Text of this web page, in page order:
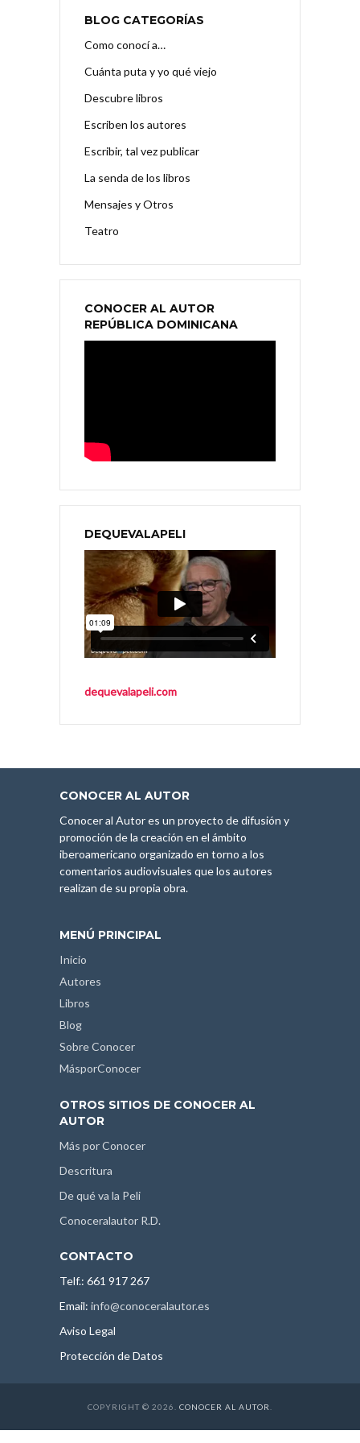
BLOG CATEGORÍAS
Como conocí a…
Cuánta puta y yo qué viejo
Descubre libros
Escriben los autores
Escribir, tal vez publicar
La senda de los libros
Mensajes y Otros
Teatro
CONOCER AL AUTOR
REPÚBLICA DOMINICANA
DEQUEVALAPELI
dequevalapeli.com
CONOCER AL AUTOR
Conocer al Autor es un proyecto de difusión y
promoción de la creación en el ámbito
iberoamericano organizado en torno a los
comentarios audiovisuales que los autores
realizan de su propia obra.
MENÚ PRINCIPAL
Inicio
Autores
Libros
Blog
Sobre Conocer
MásporConocer
OTROS SITIOS DE CONOCER AL
AUTOR
Más por Conocer
Descritura
De qué va la Peli
Conoceralautor R.D.
CONTACTO
Telf.: 661 917 267
Email: info@conoceralautor.es
Aviso Legal
Protección de Datos
COPYRIGHT © 2026. CONOCER AL AUTOR